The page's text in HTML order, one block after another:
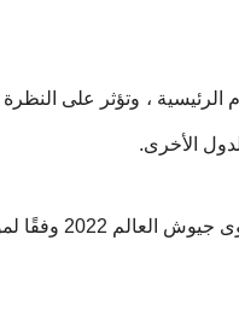
، وتؤثر على النظرة
الأخرى.
حيث يحتل الجيش